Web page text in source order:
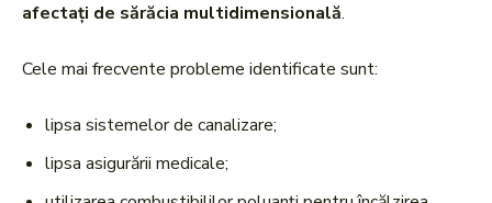
afectați de sărăcia multidimensională.
Cele mai frecvente probleme identificate sunt:
lipsa sistemelor de canalizare;
lipsa asigurării medicale;